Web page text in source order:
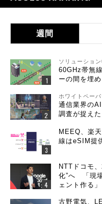
週間
ソリューショ
60GHz帯無
ーの間を埋
ホワイトペーパ
通信業界の
調査が捉えた
MEEQ、楽
線はeSIM提
NTTドコモ
化”へ 「現
ェント作る」
古野電気、